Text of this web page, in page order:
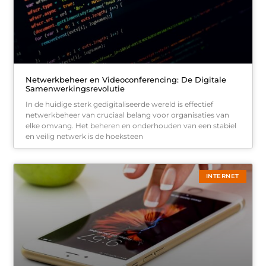
Netwerkbeheer en Videoconferencing: De Digitale
Samenwerkingsrevolutie
In de huidige sterk gedigitaliseerde wereld is effectief
netwerkbeheer van cruciaal belang voor organisaties van
elke omvang. Het beheren en onderhouden van een stabiel
en veilig netwerk is de hoeksteen
INTERNET